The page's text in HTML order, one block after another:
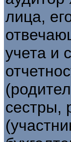
лица,
учета и
сестры,